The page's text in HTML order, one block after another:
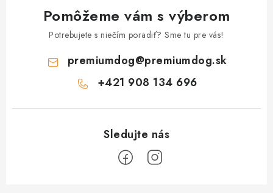
Pomôžeme vám s výberom
Potrebujete s niečím poradiť? Sme tu pre vás!
premiumdog@premiumdog.sk
+421 908 134 696